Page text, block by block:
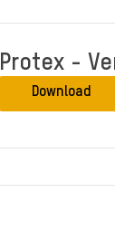
Protex -
Download